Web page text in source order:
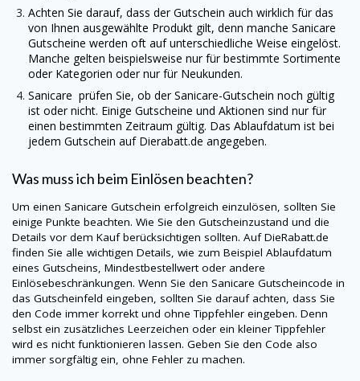
Achten Sie darauf, dass der Gutschein auch wirklich für das
von Ihnen ausgewählte Produkt gilt, denn manche Sanicare
Gutscheine werden oft auf unterschiedliche Weise eingelöst.
Manche gelten beispielsweise nur für bestimmte Sortimente
oder Kategorien oder nur für Neukunden.
Sanicare prüfen Sie, ob derSanicare-Gutschein noch gültig
ist oder nicht. Einige Gutscheine und Aktionen sind nur für
einen bestimmten Zeitraum gültig. Das Ablaufdatum ist bei
jedem Gutschein auf Dierabatt.de angegeben.
Was muss ich beim Einlösen beachten?
Um einen Sanicare Gutschein erfolgreich einzulösen, sollten Sie
einige Punkte beachten. Wie Sie den Gutscheinzustand und die
Details vor dem Kauf berücksichtigen sollten. AufDieRabatt.de
finden Sie alle wichtigen Details, wie zum Beispiel Ablaufdatum
eines Gutscheins, Mindestbestellwert oder andere
Einlösebeschränkungen. Wenn Sie den Sanicare Gutscheincode in
das Gutscheinfeld eingeben, sollten Sie darauf achten, dass Sie
den Code immer korrekt und ohne Tippfehler eingeben. Denn
selbst ein zusätzliches Leerzeichen oder ein kleiner Tippfehler
wird es nicht funktionieren lassen. Geben Sie den Code also
immer sorgfältig ein, ohne Fehler zu machen.